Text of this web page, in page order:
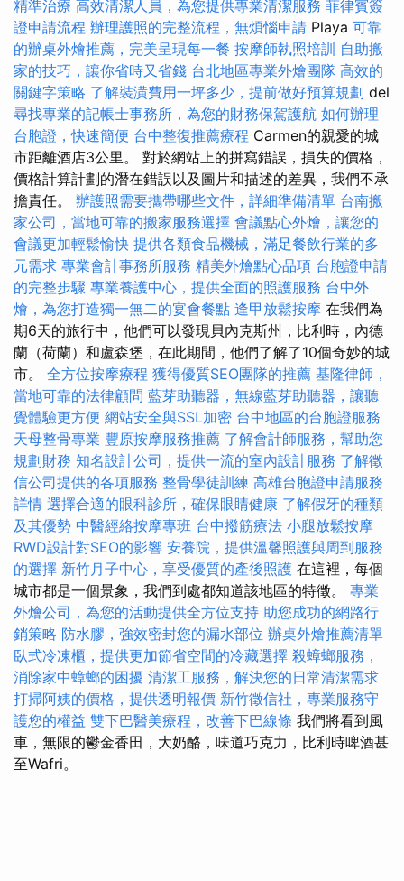
精準治療 高效清潔人員，為您提供專業清潔服務 菲律賓簽
證申請流程 辦理護照的完整流程，無煩惱申請 Playa 可靠
的辦桌外燴推薦，完美呈現每一餐 按摩師執照培訓 自助搬
家的技巧，讓你省時又省錢 台北地區專業外燴團隊 高效的
關鍵字策略 了解裝潢費用一坪多少，提前做好預算規劃 del
尋找專業的記帳士事務所，為您的財務保駕護航 如何辦理
台胞證，快速簡便 台中整復推薦療程 Carmen的親愛的城
市距離酒店3公里。 對於網站上的拼寫錯誤，損失的價格，
價格計算計劃的潛在錯誤以及圖片和描述的差異，我們不承
擔責任。 辦護照需要攜帶哪些文件，詳細準備清單 台南搬
家公司，當地可靠的搬家服務選擇 會議點心外燴，讓您的
會議更加輕鬆愉快 提供各類食品機械，滿足餐飲行業的多
元需求 專業會計事務所服務 精美外燴點心品項 台胞證申請
的完整步驟 專業養護中心，提供全面的照護服務 台中外
燴，為您打造獨一無二的宴會餐點 逢甲放鬆按摩 在我們為
期6天的旅行中，他們可以發現貝內克斯州，比利時，內德
蘭（荷蘭）和盧森堡，在此期間，他們了解了10個奇妙的城
市。 全方位按摩療程 獲得優質SEO團隊的推薦 基隆律師，
當地可靠的法律顧問 藍芽助聽器，無線藍芽助聽器，讓聽
覺體驗更方便 網站安全與SSL加密 台中地區的台胞證服務
天母整骨專業 豐原按摩服務推薦 了解會計師服務，幫助您
規劃財務 知名設計公司，提供一流的室內設計服務 了解徵
信公司提供的各項服務 整骨學徒訓練 高雄台胞證申請服務
詳情 選擇合適的眼科診所，確保眼睛健康 了解假牙的種類
及其優勢 中醫經絡按摩專班 台中撥筋療法 小腿放鬆按摩
RWD設計對SEO的影響 安養院，提供溫馨照護與周到服務
的選擇 新竹月子中心，享受優質的產後照護 在這裡，每個
城市都是一個景象，我們到處都知道該地區的特徵。 專業
外燴公司，為您的活動提供全方位支持 助您成功的網路行
銷策略 防水膠，強效密封您的漏水部位 辦桌外燴推薦清單
臥式冷凍櫃，提供更加節省空間的冷藏選擇 殺蟑螂服務，
消除家中蟑螂的困擾 清潔工服務，解決您的日常清潔需求
打掃阿姨的價格，提供透明報價 新竹徵信社，專業服務守
護您的權益 雙下巴醫美療程，改善下巴線條 我們將看到風
車，無限的鬱金香田，大奶酪，味道巧克力，比利時啤酒甚
至Wafri。